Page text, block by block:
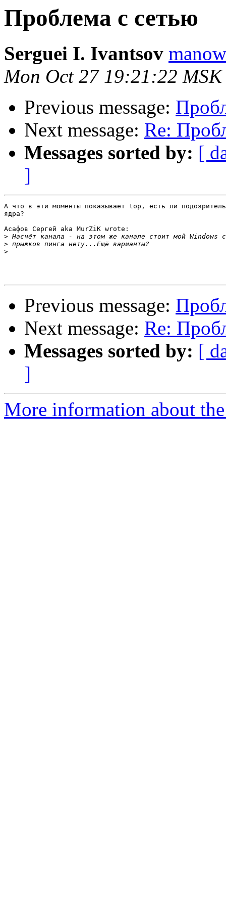
Проблема с сетью
Serguei I. Ivantsov
Mon Oct 27 19:21:22
Previous message:
Next message: Re:
Messages sorted by: [
]
А что в эти моменты показывает top, есть ли
ядра?
Асафов Сергей aka MurZiK wrote:
>
>
>
Previous message:
Next message: Re:
Messages sorted by: [
]
More information about